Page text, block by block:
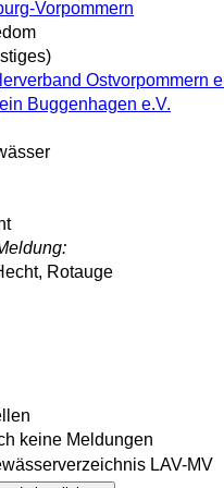
Vorpommern
Ostvorpommern
Buggenhagen e.V.
Rotauge
keine Meldungen
LAV-MV